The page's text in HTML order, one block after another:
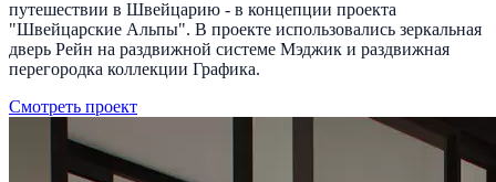
путешествии в Швейцарию - в концепции проекта
"Швейцарские Альпы". В проекте использовались зеркальная
дверь Рейн на раздвижной системе Мэджик и раздвижная
перегородка коллекции Графика.
Смотреть проект